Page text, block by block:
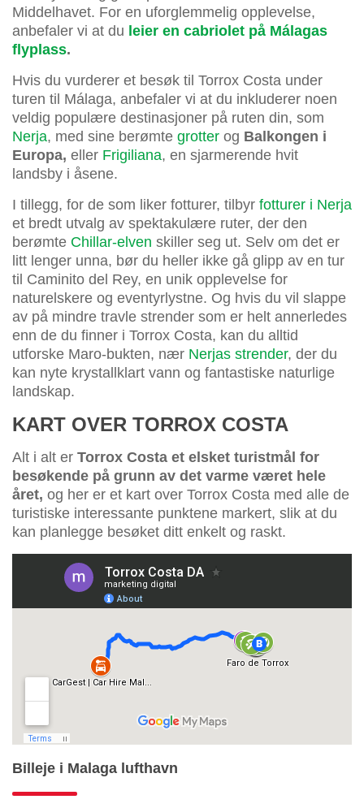
Middelhavet. For en uforglemmelig opplevelse,
anbefaler vi at du leier en cabriolet på Málagas
flyplass.
Hvis du vurderer et besøk til Torrox Costa under
turen til Málaga, anbefaler vi at du inkluderer noen
veldig populære destinasjoner på ruten din, som
Nerja, med sine berømte grotter og Balkongen i
Europa, eller Frigiliana, en sjarmerende hvit
landsby i åsene.
I tillegg, for de som liker fotturer, tilbyr fotturer i Nerja
et bredt utvalg av spektakulære ruter, der den
berømte Chillar-elven skiller seg ut. Selv om det er
litt lenger unna, bør du heller ikke gå glipp av en tur
til Caminito del Rey, en unik opplevelse for
naturelskere og eventyrlystne. Og hvis du vil slappe
av på mindre travle strender som er helt annerledes
enn de du finner i Torrox Costa, kan du alltid
utforske Maro-bukten, nær Nerjas strender, der du
kan nyte krystallklart vann og fantastiske naturlige
landskap.
KART OVER TORROX COSTA
Alt i alt er Torrox Costa et elsket turistmål for
besøkende på grunn av det varme været hele
året, og her er et kart over Torrox Costa med alle de
turistiske interessante punktene markert, slik at du
kan planlegge besøket ditt enkelt og raskt.
Billeje i Malaga lufthavn